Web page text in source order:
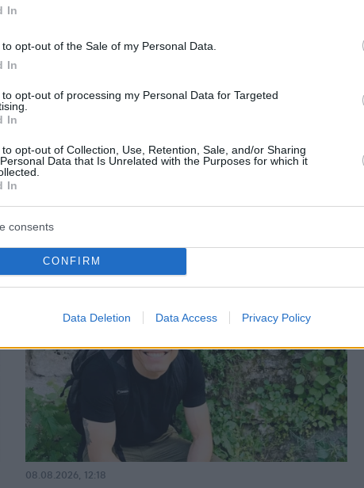
In
to opt-out of the Sale of my Personal Data.
In
to opt-out of processing my Personal Data for Targeted
In
to opt-out of Collection, Use, Retention, Sale, and/or Sharing
Data that Is Unrelated with the Purposes for which it
In
consents
CONFIRM
Data Deletion Data Access Privacy Policy
από τροχαίο
Ο 15χρονος που δεν πρόλαβε να
έκρηξης
ΕΙΔΗΣΕΙΣ
08.08.2026, 12:18